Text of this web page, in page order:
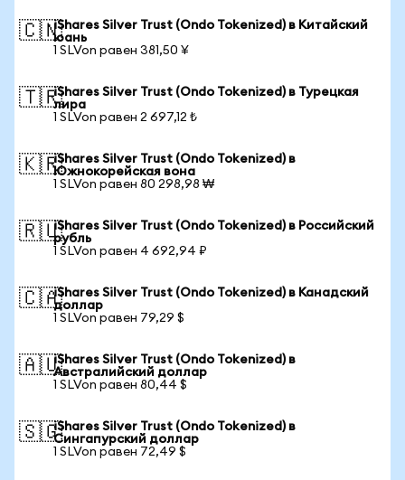
🇨🇳iShares Silver Trust (Ondo Tokenized) в Китайский
юань
1 SLVon равен 381,50 ¥
🇹🇷iShares Silver Trust (Ondo Tokenized) в Турецкая
лира
1 SLVon равен 2 697,12 ₺
🇰🇷iShares Silver Trust (Ondo Tokenized) в
Южнокорейская вона
1 SLVon равен 80 298,98 ₩
🇷🇺iShares Silver Trust (Ondo Tokenized) в Российский
рубль
1 SLVon равен 4 692,94 ₽
🇨🇦iShares Silver Trust (Ondo Tokenized) в Канадский
доллар
1 SLVon равен 79,29 $
🇦🇺iShares Silver Trust (Ondo Tokenized) в
Австралийский доллар
1 SLVon равен 80,44 $
🇸🇬iShares Silver Trust (Ondo Tokenized) в
Сингапурский доллар
1 SLVon равен 72,49 $